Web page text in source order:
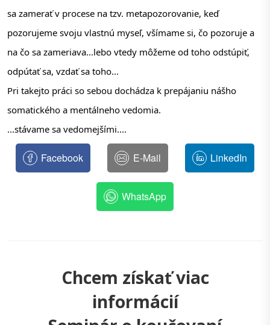
sa zamerať v procese na tzv. metapozorovanie, keď
pozorujeme svoju vlastnú myseľ, všímame si, čo pozoruje a
na čo sa zameriava...lebo vtedy môžeme od toho odstúpiť,
odpútať sa, vzdať sa toho...
Pri takejto práci so sebou dochádza k prepájaniu nášho
somatického a mentálneho vedomia.
...stávame sa vedomejšími....
Facebook E-Mail LinkedIn
WhatsApp
Chcem získať viac
informácií